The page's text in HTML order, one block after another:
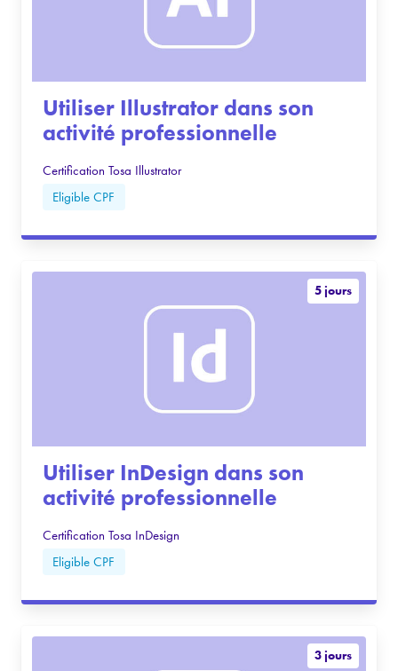
Utiliser Illustrator dans son
activité professionnelle
Certification Tosa Illustrator
Eligible CPF
5 jours
Utiliser InDesign dans son
activité professionnelle
Certification Tosa InDesign
Eligible CPF
3 jours